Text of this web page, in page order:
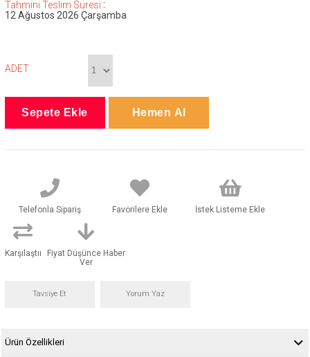
Tahmini Teslim Süresi :
12 Ağustos 2026 Çarşamba
ADET
Telefonla Sipariş Favorilere Ekle İstek Listeme Ekle
Karşılaştır
Fiyat Düşünce Haber
Ver
Tavsiye Et Yorum Yaz
Ürün Özellikleri